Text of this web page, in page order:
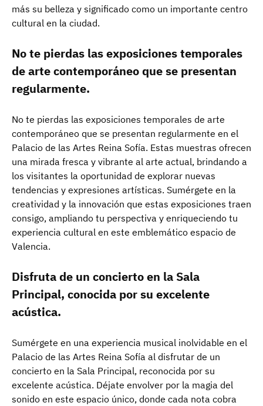
más su belleza y significado como un importante centro
cultural en la ciudad.
No te pierdas las exposiciones temporales
de arte contemporáneo que se presentan
regularmente.
No te pierdas las exposiciones temporales de arte
contemporáneo que se presentan regularmente en el
Palacio de las Artes Reina Sofía. Estas muestras ofrecen
una mirada fresca y vibrante al arte actual, brindando a
los visitantes la oportunidad de explorar nuevas
tendencias y expresiones artísticas. Sumérgete en la
creatividad y la innovación que estas exposiciones traen
consigo, ampliando tu perspectiva y enriqueciendo tu
experiencia cultural en este emblemático espacio de
Valencia.
Disfruta de un concierto en la Sala
Principal, conocida por su excelente
acústica.
Sumérgete en una experiencia musical inolvidable en el
Palacio de las Artes Reina Sofía al disfrutar de un
concierto en la Sala Principal, reconocida por su
excelente acústica. Déjate envolver por la magia del
sonido en este espacio único, donde cada nota cobra